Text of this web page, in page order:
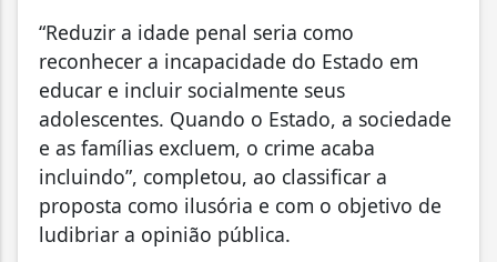
“Reduzir a idade penal seria como
reconhecer a incapacidade do Estado em
educar e incluir socialmente seus
adolescentes. Quando o Estado, a sociedade
e as famílias excluem, o crime acaba
incluindo”, completou, ao classificar a
proposta como ilusória e com o objetivo de
ludibriar a opinião pública.